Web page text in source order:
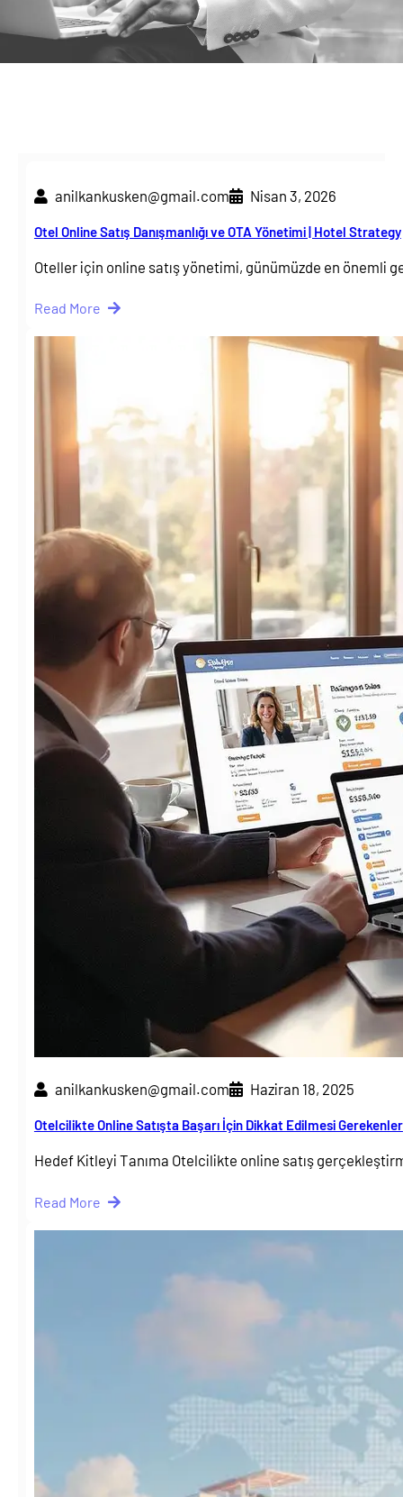
anilkankusken@gmail.com Nisan 3, 2026
Otel Online Satış Danışmanlığı ve OTA Yönetimi | Hotel Strategy
Oteller için online satış yönetimi, günümüzde en önemli
Read More
anilkankusken@gmail.com Haziran 18, 2025
Otelcilikte Online Satışta Başarı İçin Dikkat Edilmesi Gerekenler
Hedef Kitleyi Tanıma Otelcilikte online satış
Read More